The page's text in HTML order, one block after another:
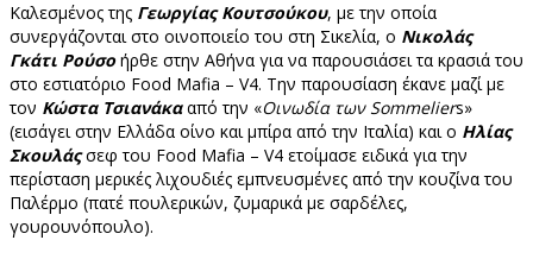
Καλεσμένος της Γεωργίας Κουτσούκου, με την οποία
συνεργάζονται στο οινοποιείο του στη Σικελία, ο Νικολάς
Γκάτι Ρούσο ήρθε στην Αθήνα για να παρουσιάσει τα κρασιά του
στο εστιατόριο Food Mafia – V4. Την παρουσίαση έκανε μαζί με
τον Κώστα Τσιανάκα από την «Οινωδία των Sommeliers»
(εισάγει στην Ελλάδα οίνο και μπίρα από την Ιταλία) και ο Ηλίας
Σκουλάς σεφ του Food Mafia – V4 ετοίμασε ειδικά για την
περίσταση μερικές λιχουδιές εμπνευσμένες από την κουζίνα του
Παλέρμο (πατέ πουλερικών, ζυμαρικά με σαρδέλες,
γουρουνόπουλο).